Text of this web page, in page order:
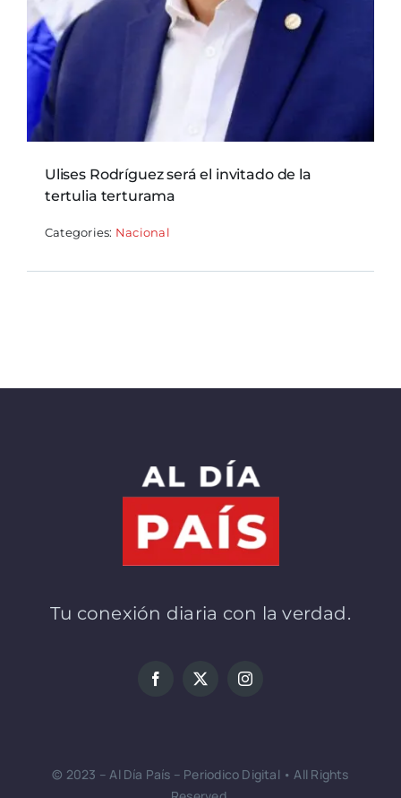
Ulises Rodríguez será el invitado de la
tertulia terturama
Categories: Nacional
Tu conexión diaria con la verdad.
© 2023 – Al Día País – Periodico Digital • All Rights